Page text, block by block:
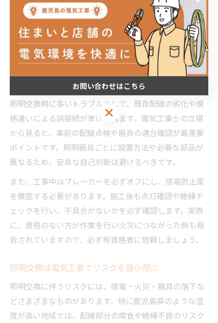
による現地確認と見積もりが不可欠です。電気工事業者
は、こうしたリスクを見極めて最適な施工方法を提案
し、依頼者が抱える不安を解消する役割を担っていま
す。
電気工事士が語る照明交換時の注意点
照明交換時に多いトラブルとして、既存配線の劣化や規
格違いによる誤接続が挙げられます。電気工事士の立場
から見ると、事前の配線点検や器具の適合確認が最重要
ポイントです。照明器具ごとに設置方法や必要な部品が
異なるため、安易な自己判断は避けるべきです。
また、工事中はブレーカーを必ずオフにし、感電防止策
を徹底する必要があります。施工後も点灯確認や絶縁チ
ェックを行い、不具合がないかを必ず確認します。実際
に、資格のない方が作業を行い火災につながった例も報
告されていますので、必ず有資格者に依頼しましょう。
照明交換は電気工事でリスクを最小限に
照明交換に伴うリスクには、感電・火災・器具の落下な
どさまざまなものがあります。特に鹿児島県のような湿
度が高い地域では、配線部分の腐食や絶縁不良のリスク
お問い合わせはこちら
お問い合わせはこちら